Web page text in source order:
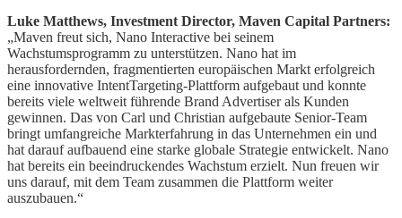
Luke Matthews, Investment Director, Maven Capital Partners:
„Maven freut sich, Nano Interactive bei seinem
Wachstumsprogramm zu unterstützen. Nano hat im
herausfordernden, fragmentierten europäischen Markt erfolgreich
eine innovative IntentTargeting-Plattform aufgebaut und konnte
bereits viele weltweit führende Brand Advertiser als Kunden
gewinnen. Das von Carl und Christian aufgebaute Senior-Team
bringt umfangreiche Markterfahrung in das Unternehmen ein und
hat darauf aufbauend eine starke globale Strategie entwickelt. Nano
hat bereits ein beeindruckendes Wachstum erzielt. Nun freuen wir
uns darauf, mit dem Team zusammen die Plattform weiter
auszubauen.“